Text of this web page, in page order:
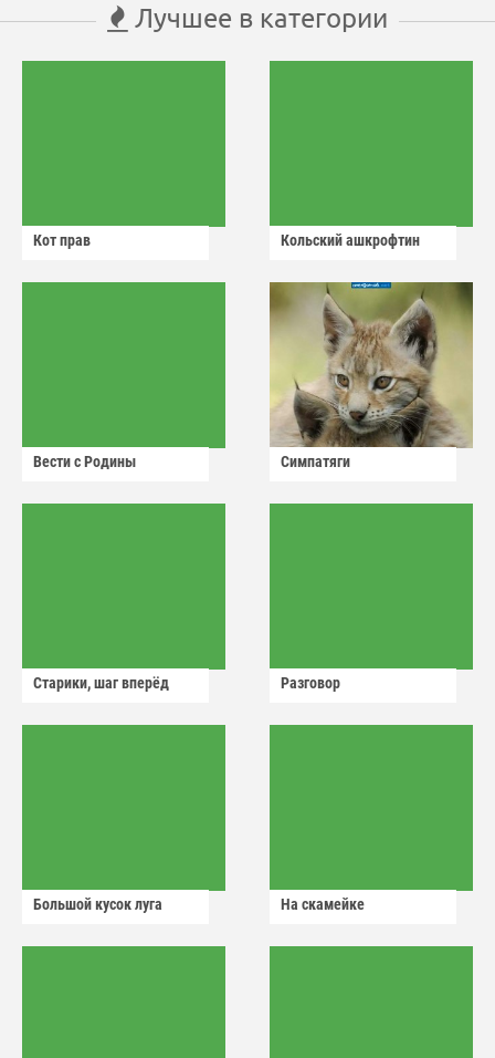
Лучшее в категории
Кот прав Кольский ашкрофтин
Вести с Родины Симпатяги
Старики, шаг вперёд Разговор
Большой кусок луга На скамейке